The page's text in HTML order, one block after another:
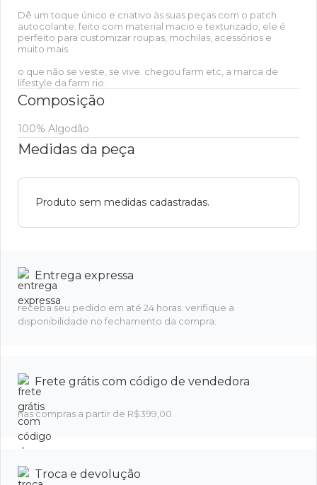
Dê um toque único e criativo às suas peças com o patch
autocolante. feito com material macio e texturizado, ele é
perfeito para customizar roupas, mochilas, acessórios e
muito mais.
o que não se veste, se vive. chegou farm etc, a marca de
lifestyle da farm rio.
Composição
100% Algodão
Medidas da peça
Produto sem medidas cadastradas.
Entrega expressa
receba seu pedido em até 24 horas. verifique a
disponibilidade no fechamento da compra.
Frete grátis com código de vendedora
nas compras a partir de R$399,00.
Troca e devolução